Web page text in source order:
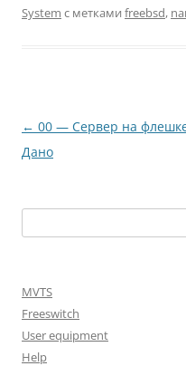
System с метками freebsd,
Навигация
по
← 00 — Сервер на
Дано
MVTS
Freeswitch
User equipment
Help